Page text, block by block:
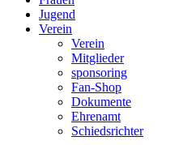
Jugend
Verein
Verein
Mitglieder
sponsoring
Fan-Shop
Dokumente
Ehrenamt
Schiedsrichter